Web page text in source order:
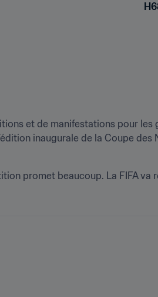
et de manifestations pour les
inaugurale de la Coupe des
promet beaucoup. La FIFA va